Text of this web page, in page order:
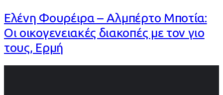
Ελένη Φουρέιρα – Αλμπέρτο Μποτία:
Οι οικογενειακές διακοπές με τον γιο
τους, Ερμή